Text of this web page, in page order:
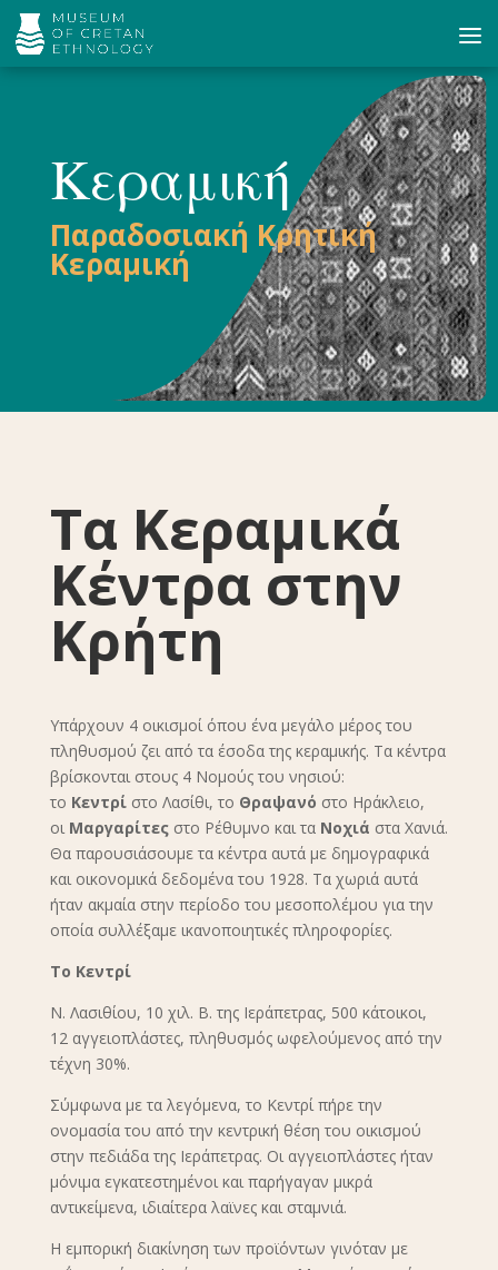
Κεραμική
Παραδοσιακή Κρητική
Κεραμική
Τα Κεραμικά
Κέντρα στην
Κρήτη
Υπάρχουν 4 οικισμοί όπου ένα μεγάλο μέρος του
πληθυσμού ζει από τα έσοδα της κεραμικής. Τα κέντρα
βρίσκονται στους 4 Νομούς του νησιού:
το Κεντρί στο Λασίθι, το Θραψανό στο Ηράκλειο,
οι Μαργαρίτες στο Ρέθυμνο και τα Νοχιά στα Χανιά.
Θα παρουσιάσουμε τα κέντρα αυτά με δημογραφικά
και οικονομικά δεδομένα του 1928. Τα χωριά αυτά
ήταν ακμαία στην περίοδο του μεσοπολέμου για την
οποία συλλέξαμε ικανοποιητικές πληροφορίες.
Το Κεντρί
Ν. Λασιθίου, 10 χιλ. Β. της Ιεράπετρας, 500 κάτοικοι,
12 αγγειοπλάστες, πληθυσμός ωφελούμενος από την
τέχνη 30%.
Σύμφωνα με τα λεγόμενα, το Κεντρί πήρε την
ονομασία του από την κεντρική θέση του οικισμού
στην πεδιάδα της Ιεράπετρας. Οι αγγειοπλάστες ήταν
μόνιμα εγκατεστημένοι και παρήγαγαν μικρά
αντικείμενα, ιδιαίτερα λαϊνες και σταμνιά.
Η εμπορική διακίνηση των προϊόντων γινόταν με